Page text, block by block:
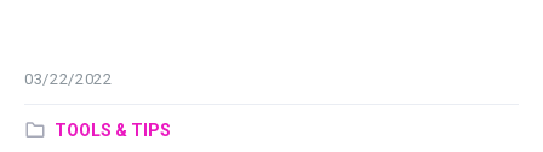
03/22/2022
Category:
TOOLS & TIPS